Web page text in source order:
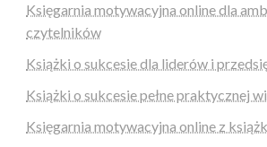
Księgarnia motywacyjna online dla
czytelników
Książki o sukcesie dla liderów i
Książki o sukcesie pełne praktycznej
Księgarnia motywacyjna online z